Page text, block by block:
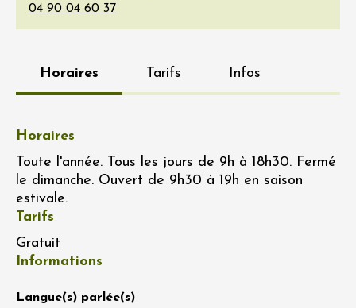
Horaires Tarifs Infos
Horaires
Toute l'année. Tous les jours de 9h à 18h30. Fermé
le dimanche. Ouvert de 9h30 à 19h en saison
estivale.
Tarifs
Gratuit
Informations
Langue(s) parlée(s)